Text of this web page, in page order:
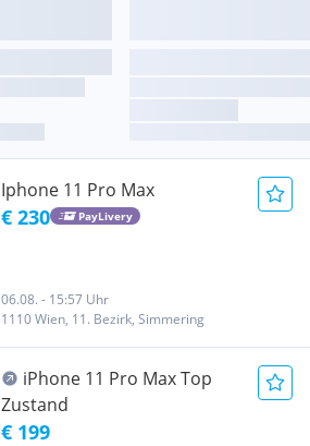
Iphone 11 Pro Max
€ 230 PayLivery
06.08. - 15:57 Uhr
1110 Wien, 11. Bezirk, Simmering
iPhone 11 Pro Max Top
Zustand
€ 199